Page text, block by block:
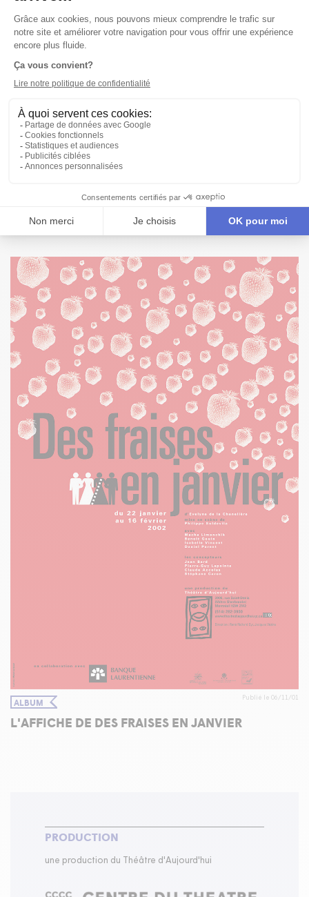
ALBUM
DES FRAISES EN JANVIER EN PHOTOS!
Des fraises en janviermis en scène par Philippe Soldevila,
Théâtre d'Aujourd'hui!
ALBUM Publié le 06/11/01
L'AFFICHE DE DES FRAISES EN JANVIER
PRODUCTION
une production du Théâtre d'Aujourd'hui